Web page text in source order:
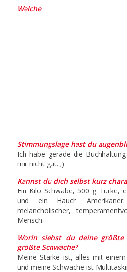
Welche
Stimmungslage hast du
Ich habe gerade die
mir nicht gut. ;)
Kannst du dich selbst kurz
Ein Kilo Schwabe, 500 g Türke,
und ein Hauch
melancholischer,
Mensch.
Worin siehst du deine
größte Schwäche?
Meine Stärke ist, alles mit
und meine Schwäche ist